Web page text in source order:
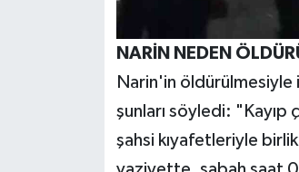
NARİN NEDEN
Narin'in öldürülmesiyle
şunları söyledi:
şahsi kıyafetleriyle